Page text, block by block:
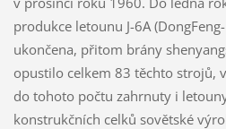
produkce letounu J-6A
ukončena, přitom brány
opustilo celkem 83 těchto strojů,
do tohoto počtu zahrnuty i
konstrukčních celků sovětské